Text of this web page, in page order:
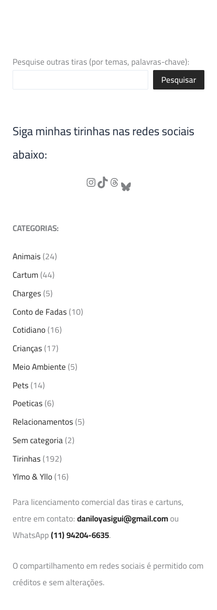
Pesquise outras tiras (por temas, palavras-chave):
Pesquisar
Siga minhas tirinhas nas redes sociais
abaixo:
CATEGORIAS:
Animais(24)
Cartum(44)
Charges(5)
Conto de Fadas(10)
Cotidiano(16)
Crianças(17)
Meio Ambiente(5)
Pets(14)
Poeticas(6)
Relacionamentos(5)
Sem categoria(2)
Tirinhas(192)
Ylmo & Yllo(16)
Para licenciamento comercial das tiras e cartuns,
entre em contato:daniloyasigui@gmail.comou
WhatsApp(11) 94204-6635.
O compartilhamento em redes sociais é permitido com
créditos e sem alterações.